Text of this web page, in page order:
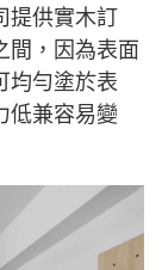
提供實木訂
間，因為表面
均勻塗於表
低兼容易變